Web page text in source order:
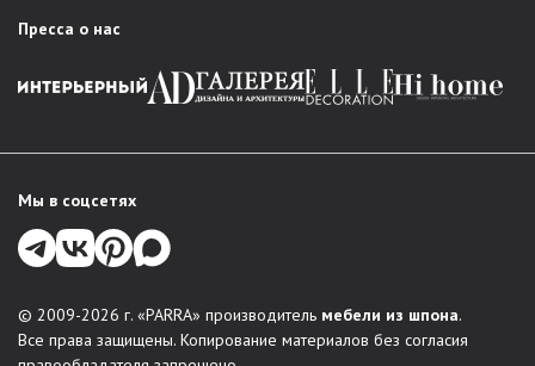
Пресса о нас
Мы в соцсетях
© 2009-2026 г. «PARRA» производитель мебели из шпона.
Все права защищены. Копирование материалов без согласия